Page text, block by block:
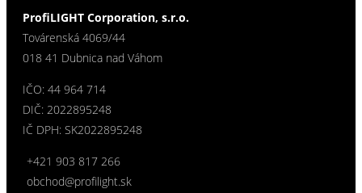
ProfiLIGHT Corporation, s.r.o.
Továrenská 4069/44
018 41 Dubnica nad Váhom
IČO: 44 964 714
DIČ: 2022895248
IČ DPH: SK2022895248
+421 903 817 266
obchod@profilight.sk